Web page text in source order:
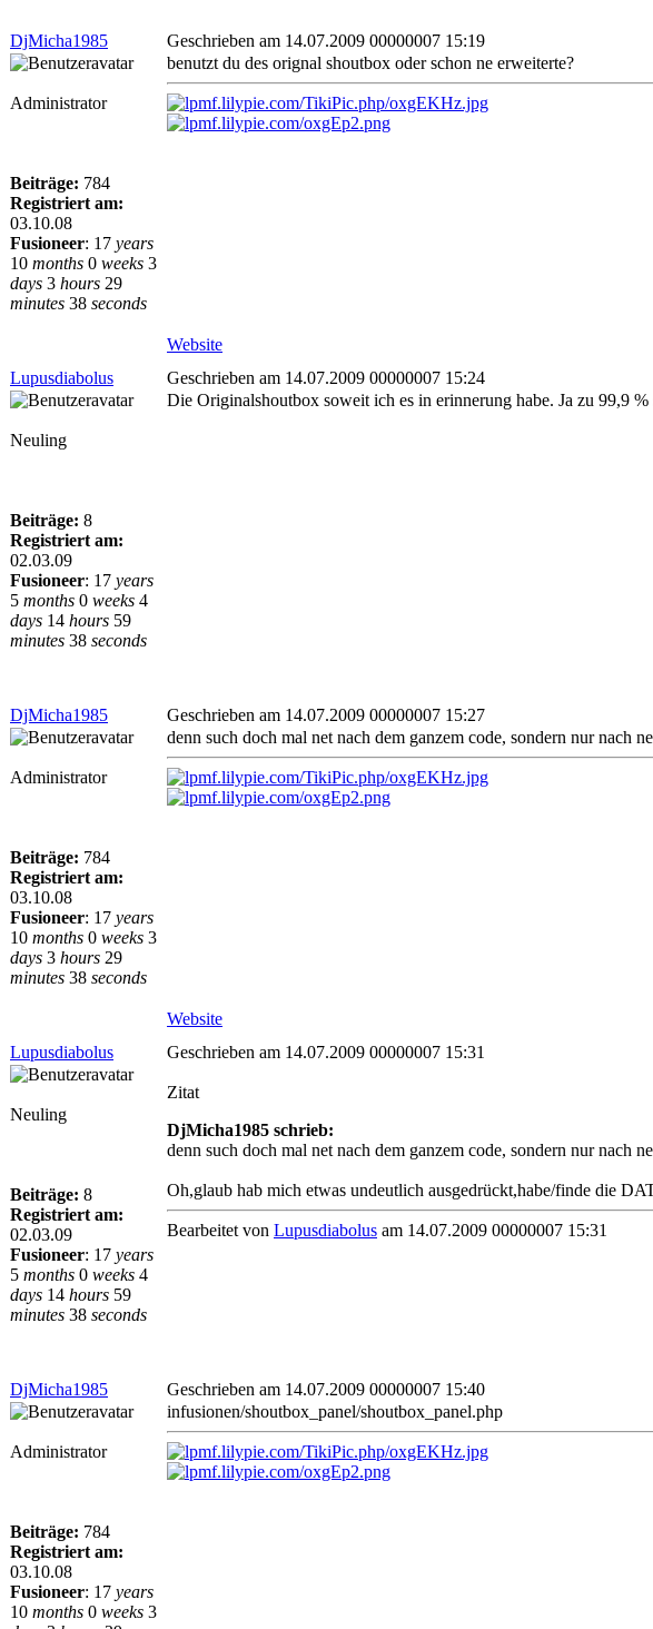
DjMicha1985 Geschrieben am 14.07.2009 00000007 15:19
Administrator
Beiträge: 784
Registriert am:
03.10.08
Fusioneer: 17 years
10 months 0 weeks 3
days 3 hours 29
minutes 38 seconds
benutzt du des orignal shoutbox oder schon ne erweiterte?
Website
Lupusdiabolus
Geschrieben am 14.07.2009 00000007 15:24
Neuling
Beiträge: 8
Registriert am:
02.03.09
Fusioneer: 17 years
5 months 0 weeks 4
days 14 hours 59
minutes 38 seconds
Die Originalshoutbox soweit ich es in erinnerung habe. Ja zu 99,9 %
DjMicha1985 Geschrieben am 14.07.2009 00000007 15:27
Administrator
Beiträge: 784
Registriert am:
03.10.08
Fusioneer: 17 years
10 months 0 weeks 3
days 3 hours 29
minutes 38 seconds
denn such doch mal net nach dem ganzem code, sondern nur nach
Website
Lupusdiabolus
Geschrieben am 14.07.2009 00000007 15:31
Neuling
Beiträge: 8
Registriert am:
02.03.09
Fusioneer: 17 years
5 months 0 weeks 4
days 14 hours 59
minutes 38 seconds
Zitat
DjMicha1985 schrieb:
denn such doch mal net nach dem ganzem code, sondern nur nach
Oh,glaub hab mich etwas undeutlich ausgedrückt,habe/finde die
Bearbeitet von Lupusdiabolus am 14.07.2009 00000007 15:31
DjMicha1985 Geschrieben am 14.07.2009 00000007 15:40
Administrator
Beiträge: 784
Registriert am:
03.10.08
Fusioneer: 17 years
10 months 0 weeks 3
infusionen/shoutbox_panel/shoutbox_panel.php